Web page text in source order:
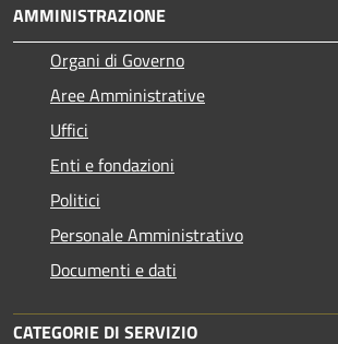
AMMINISTRAZIONE
Organi di Governo
Aree Amministrative
Uffici
Enti e fondazioni
Politici
Personale Amministrativo
Documenti e dati
CATEGORIE DI SERVIZIO